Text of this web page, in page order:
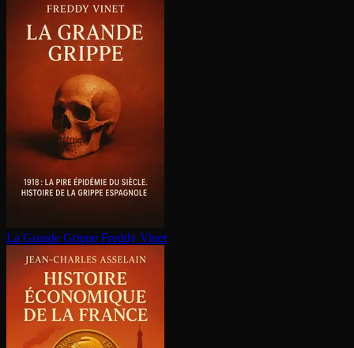
La Grande Grippe Freddy Vinet